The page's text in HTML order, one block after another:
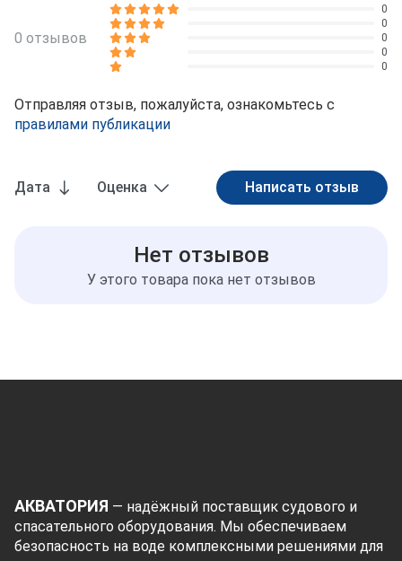
Дата Оценка
Нет отзывов
У этого товара пока нет отзывов
0 отзывов
0
0
0
0
0
Отправляя отзыв, пожалуйста, ознакомьтесь с
правилами публикации
АКВАТОРИЯ — надёжный поставщик судового и
спасательного оборудования. Мы обеспечиваем
безопасность на воде комплексными решениями для